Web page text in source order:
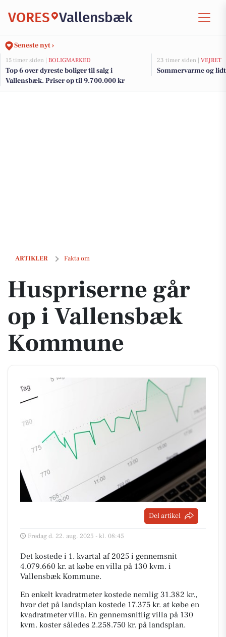
VORES Vallensbæk
Seneste nyt ›
15 timer siden | BOLIGMARKED
Top 6 over dyreste boliger til salg i
Vallensbæk. Priser op til 9.700.000 kr
23 timer siden | VEJRET
Sommervarme og
ARTIKLER Fakta om
Huspriserne går op i Vallensbæk Kommune
Huspriserne går
op i Vallensbæk
Kommune
Del artikel
Fredag d. 22. aug. 2025 - kl. 08:45
Det kostede i 1. kvartal af 2025 i gennemsnit
4.079.660 kr. at købe en villa på 130 kvm. i
Vallensbæk Kommune.
En enkelt kvadratmeter kostede nemlig 31.382 kr.,
hvor det på landsplan kostede 17.375 kr. at købe en
kvadratmeter villa. En gennemsnitlig villa på 130
kvm. koster således 2.258.750 kr. på landsplan.